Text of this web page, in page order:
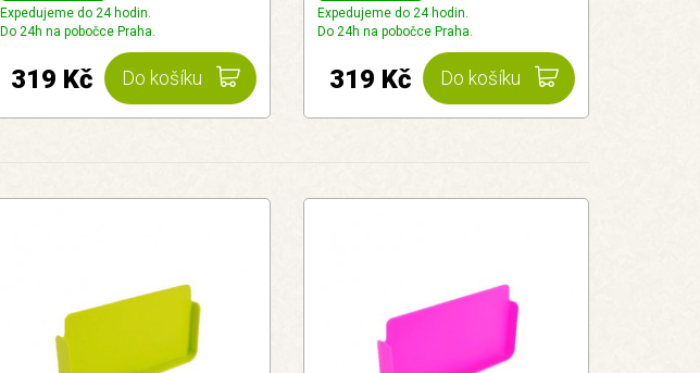
Expedujeme do 24 hodin.
Do 24h na pobočce Praha.
Do košíku
319 Kč
Expedujeme do 24 hodin.
Do 24h na pobočce Praha.
Do košíku
319 Kč